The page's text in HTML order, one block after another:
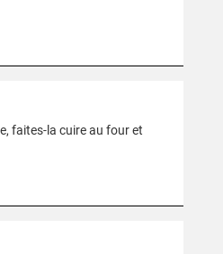
faites-la cuire au four et